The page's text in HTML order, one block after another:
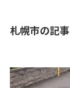
札幌市の記事